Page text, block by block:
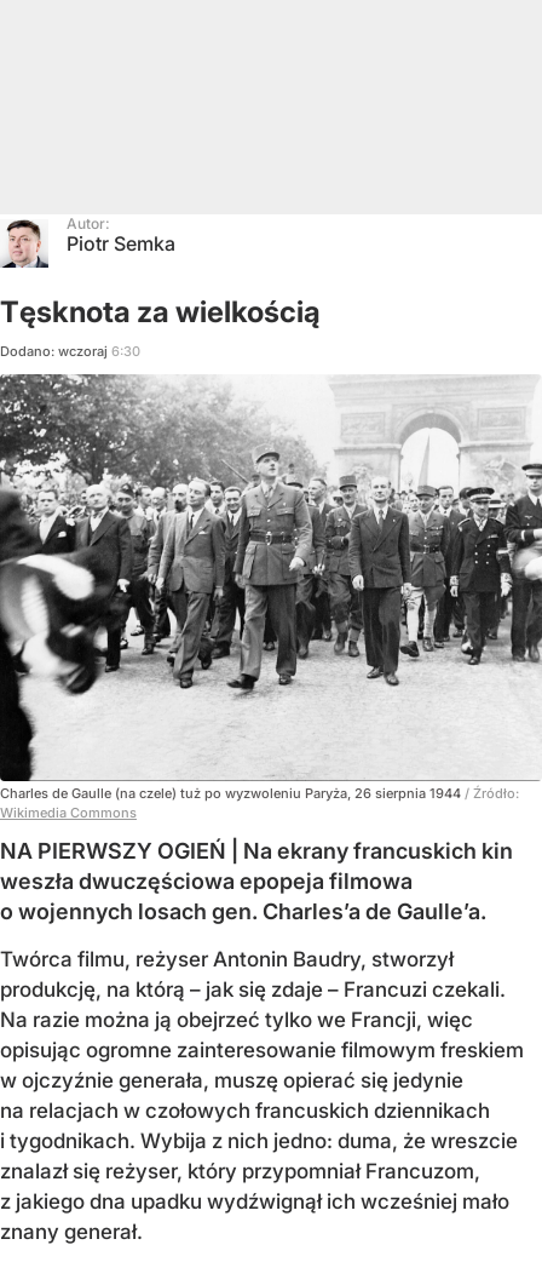
Autor:
Piotr Semka
Tęsknota za wielkością
Dodano: wczoraj 6:30
Charles de Gaulle (na czele) tuż po wyzwoleniu Paryża, 26 sierpnia 1944 / Źródło:
Wikimedia Commons
NA PIERWSZY OGIEŃ | Na ekrany francuskich kin
weszła dwuczęściowa epopeja filmowa
o wojennych losach gen. Charles’a de Gaulle’a.
Twórca filmu, reżyser Antonin Baudry, stworzył
produkcję, na którą – jak się zdaje – Francuzi czekali.
Na razie można ją obejrzeć tylko we Francji, więc
opisując ogromne zainteresowanie filmowym freskiem
w ojczyźnie generała, muszę opierać się jedynie
na relacjach w czołowych francuskich dziennikach
i tygodnikach. Wybija z nich jedno: duma, że wreszcie
znalazł się reżyser, który przypomniał Francuzom,
z jakiego dna upadku wydźwignął ich wcześniej mało
znany generał.